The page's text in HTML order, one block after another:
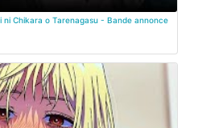
ni Chikara o Tarenagasu - Bande annonce